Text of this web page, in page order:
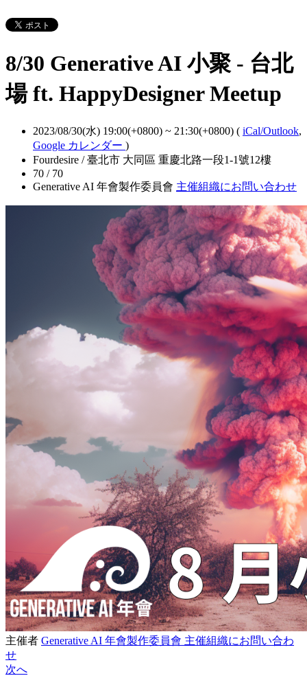
8/30 Generative AI 小聚 - 台北
場 ft. HappyDesigner Meetup
2023/08/30(水) 19:00(+0800) ~ 21:30(+0800) ( iCal/Outlook,
Google カレンダー )
Fourdesire / 臺北市 大同區 重慶北路一段1-1號12樓
70 / 70
Generative AI 年會製作委員會 主催組織にお問い合わせ
主催者 Generative AI 年會製作委員會 主催組織にお問い合わ
せ
次へ